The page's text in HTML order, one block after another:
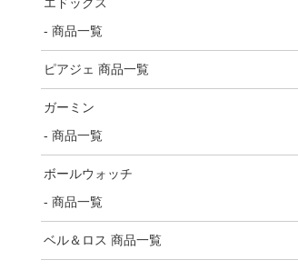
- 商品一覧
ピアジェ 商品一覧
ガーミン
- 商品一覧
ボールウォッチ
- 商品一覧
ベル＆ロス 商品一覧